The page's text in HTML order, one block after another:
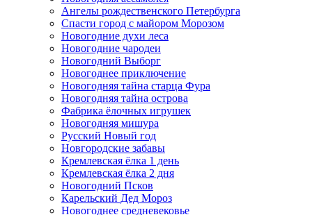
Ангелы рождественского Петербурга
Спасти город с майором Морозом
Новогодние духи леса
Новогодние чародеи
Новогодний Выборг
Новогоднее приключение
Новогодняя тайна старца Фура
Новогодняя тайна острова
Фабрика ёлочных игрушек
Новогодняя мишура
Русский Новый год
Новгородские забавы
Кремлевская ёлка 1 день
Кремлевская ёлка 2 дня
Новогодний Псков
Карельский Дед Мороз
Новогоднее средневековье